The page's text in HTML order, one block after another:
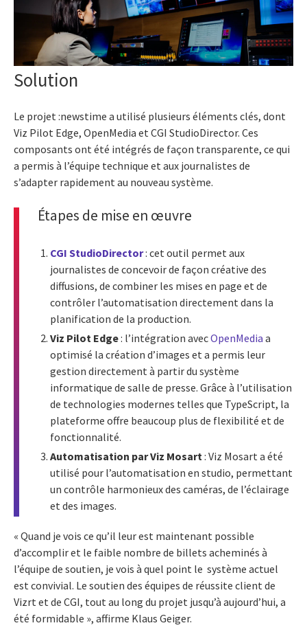
Solution
Le projet :newstime a utilisé plusieurs éléments clés, dont
Viz Pilot Edge, OpenMedia et CGI StudioDirector. Ces
composants ont été intégrés de façon transparente, ce qui
a permis à l’équipe technique et aux journalistes de
s’adapter rapidement au nouveau système.
Étapes de mise en œuvre
CGI StudioDirector: cet outil permet aux
journalistes de concevoir de façon créative des
diffusions, de combiner les mises en page et de
contrôler l’automatisation directement dans la
planification de la production.
Viz Pilot Edge: l’intégration avecOpenMedia a
optimisé la création d’images et a permis leur
gestion directement à partir du système
informatique de salle de presse. Grâce à l’utilisation
de technologies modernes telles que TypeScript, la
plateforme offre beaucoup plus de flexibilité et de
fonctionnalité.
Automatisation par Viz Mosart: Viz Mosart a été
utilisé pour l’automatisation en studio, permettant
un contrôle harmonieux des caméras, de l’éclairage
et des images.
« Quand je vois ce qu’il leur est maintenant possible
d’accomplir et le faible nombre de billets acheminés à
l’équipe de soutien, je vois à quel point le système actuel
est convivial. Le soutien des équipes de réussite client de
Vizrt et de CGI, tout au long du projet jusqu’à aujourd’hui, a
été formidable », affirme Klaus Geiger.